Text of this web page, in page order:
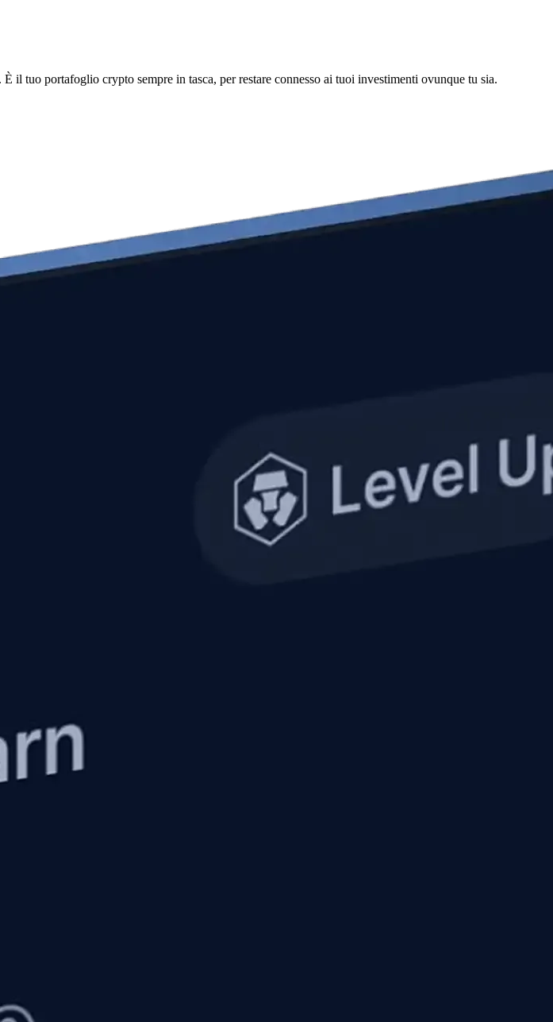
tuo portafoglio crypto sempre in tasca, per restare connesso ai tuoi investimenti ovunque tu sia.